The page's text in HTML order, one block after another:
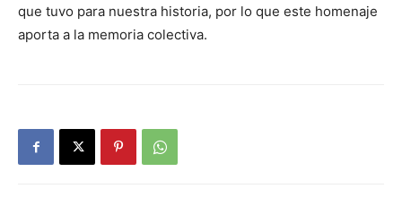
que tuvo para nuestra historia, por lo que este homenaje
aporta a la memoria colectiva.